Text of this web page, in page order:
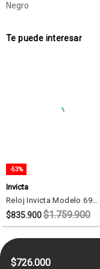
Negro
Te puede interesar
-53%
Invicta
Reloj Invicta Modelo 69123 Negro Hombres
$835.900$1.759.900
$726.000